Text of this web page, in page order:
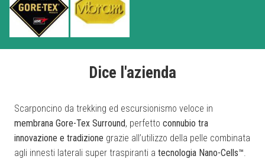
Dice l'azienda
Scarponcino da trekking ed escursionismo veloce in
membrana Gore-Tex Surround, perfetto connubio tra
innovazione e tradizione grazie all’utilizzo della pelle combinata
agli innesti laterali super traspiranti a tecnologia Nano-Cells™